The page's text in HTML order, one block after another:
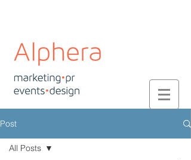
Post
All Posts